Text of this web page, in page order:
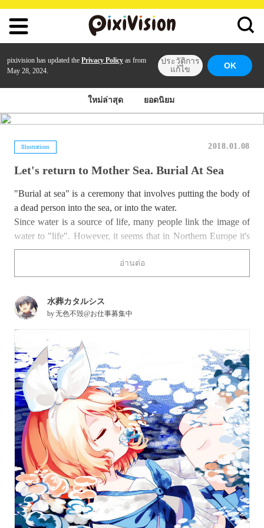
pixivision has updated the Privacy Policy as from
May 28, 2024.
ประวัติการ
แก้ไข
OK
ใหม่ล่าสุด ยอดนิยม
Illustrations 2018.01.08
Let's return to Mother Sea. Burial At Sea
"Burial at sea" is a ceremony that involves putting the body of
a dead person into the sea, or into the water.
Since water is a source of life, many people link the image of
water to "life". However, it seems that in Northern Europe it's
fairly common to bury people at sea to wish them a peaceful
resurrection thanks to the eternal flowing water. One of the
most famous depictions of burial at sea is "Ophelia" by Millet,
burial is drawn as a solemn and very delicate moment.
Today we feature beautiful illustrations depicting burial at sea,
sadness. Enjoy!
อ่านต่อ
水葬カタルシス
by无色不毁@お仕事募集中